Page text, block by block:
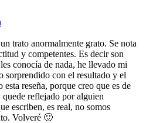
trato anormalmente grato. Se nota
y competentes. Es decir son
conocía de nada, he llevado mi
sorprendido con el resultado y el
reseña, porque creo que es de
quede reflejado por alguien
escriben, es real, no somos
Volveré 🙂